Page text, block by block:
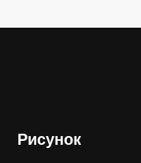
Рисунок